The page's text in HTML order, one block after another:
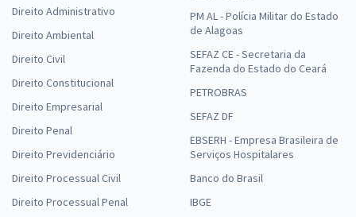
Direito Administrativo
Direito Ambiental
Direito Civil
Direito Constitucional
Direito Empresarial
Direito Penal
Direito Previdenciário
Direito Processual Civil
Direito Processual Penal
PM AL - Polícia Militar do Estado
de Alagoas
SEFAZ CE - Secretaria da
Fazenda do Estado do Ceará
PETROBRAS
SEFAZ DF
EBSERH - Empresa Brasileira de
Serviços Hospitalares
Banco do Brasil
IBGE